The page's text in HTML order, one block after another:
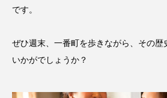
です。
ぜひ週末、一番町を歩きながら、その歴
いかがでしょうか？